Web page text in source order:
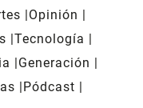
Opinión
Tecnología
Generación
Pódcast